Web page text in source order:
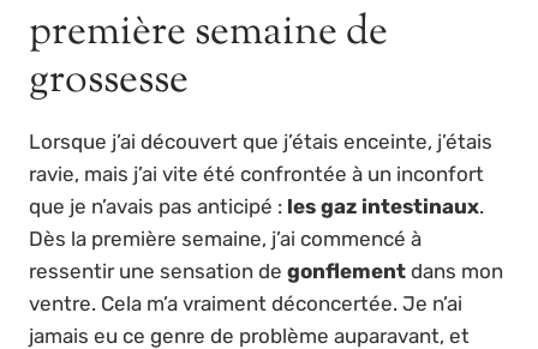
première semaine de
grossesse
Lorsque j’ai découvert que j’étais enceinte, j’étais
ravie, mais j’ai vite été confrontée à un inconfort
que je n’avais pas anticipé : les gaz intestinaux.
Dès la première semaine, j’ai commencé à
ressentir une sensation de gonflement dans mon
ventre. Cela m’a vraiment déconcertée. Je n’ai
jamais eu ce genre de problème auparavant, et